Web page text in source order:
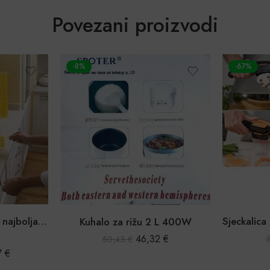
Povezani proizvodi
-67%
39,68€ 13,14 €
-40%
UV